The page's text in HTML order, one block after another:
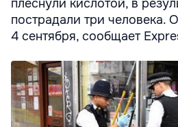
плеснули кислотой, в
пострадали три человека.
4 сентября, сообщает